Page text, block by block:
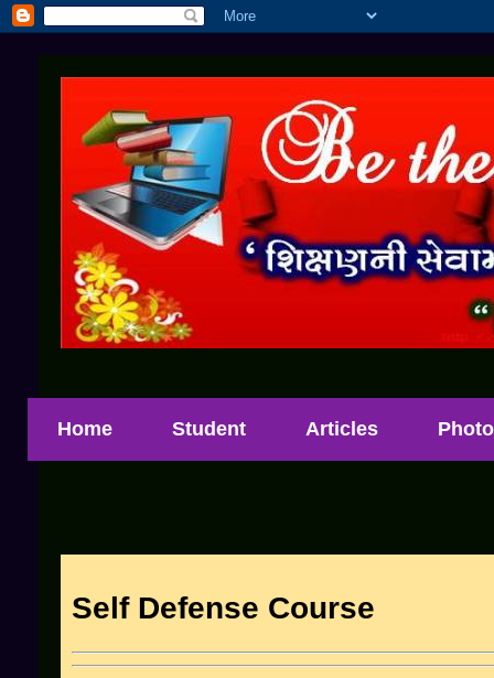
Home Student Articles
Self Defense Course